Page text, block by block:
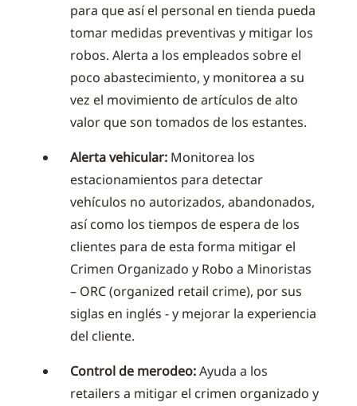
para que así el personal en tienda pueda
tomar medidas preventivas y mitigar los
robos. Alerta a los empleados sobre el
poco abastecimiento, y monitorea a su
vez el movimiento de artículos de alto
valor que son tomados de los estantes.
Alerta vehicular: Monitorea los
estacionamientos para detectar
vehículos no autorizados, abandonados,
así como los tiempos de espera de los
clientes para de esta forma mitigar el
Crimen Organizado y Robo a Minoristas
– ORC (organized retail crime), por sus
siglas en inglés - y mejorar la experiencia
del cliente.
Control de merodeo:Ayuda a los
retailers a mitigar el crimen organizado y